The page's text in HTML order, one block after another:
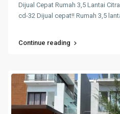
Dijual Cepat Rumah 3,5 Lantai
cd-32 Dijual cepat!! Rumah 3,5
Continue reading